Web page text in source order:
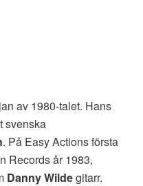
av 1980-talet. Hans
svenska
. På Easy Actions första
Records år 1983,
Danny Wildegitarr.